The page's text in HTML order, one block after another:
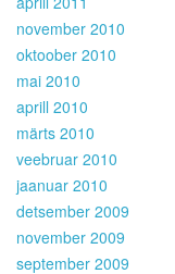
november 2010
oktoober 2010
mai 2010
aprill 2010
märts 2010
veebruar 2010
jaanuar 2010
detsember 2009
november 2009
september 2009